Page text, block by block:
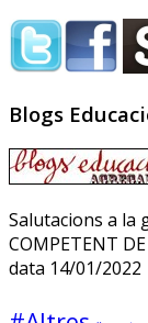
2y
Andrea
Esta mañana
que han
ha suicidado
Blogs
Salutacions a la
COMPETENT
data 14/01/2022